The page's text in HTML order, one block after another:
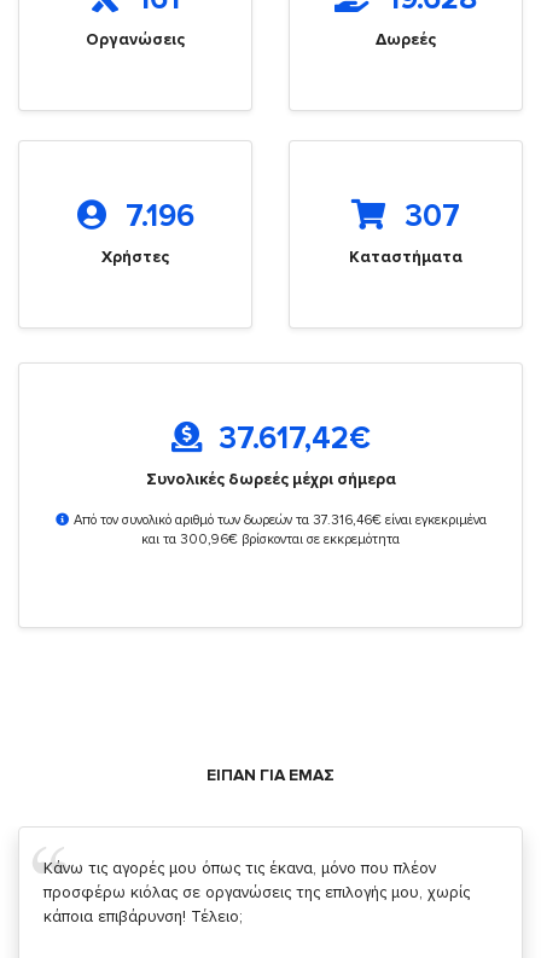
Οργανώσεις Δωρεές
7.196
Χρήστες
307
Καταστήματα
37.617,42€
Συνολικές δωρεές μέχρι σήμερα
Από τον συνολικό αριθμό των δωρεών τα 37.316,46€ είναι εγκεκριμένα
και τα 300,96€ βρίσκονται σε εκκρεμότητα
ΕΙΠΑΝ ΓΙΑ ΕΜΑΣ
Σας ευχαριστώ που μας δίνετε την δυνατότητα να κάνουμε
κάτι!